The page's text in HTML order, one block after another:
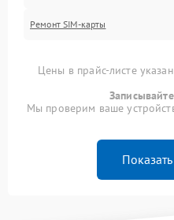
Ремонт SIM-карты
Цены в прайс-листе
Мы проверим ваше